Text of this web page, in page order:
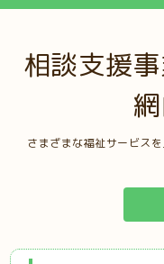
相談支援
さまざまな福祉サービス